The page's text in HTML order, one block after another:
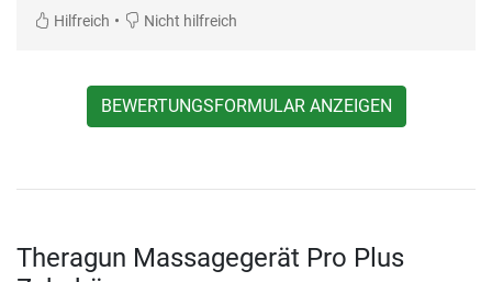
Hilfreich • Nicht hilfreich
BEWERTUNGSFORMULAR ANZEIGEN
Theragun Massagegerät Pro Plus